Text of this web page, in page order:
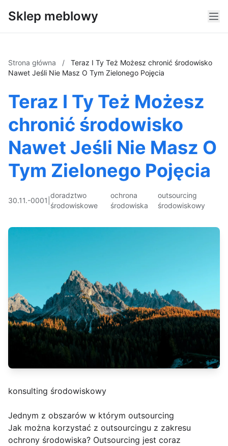
Sklep meblowy
Strona główna /
Teraz I Ty Też Możesz chronić środowisko
Nawet Jeśli Nie Masz O Tym Zielonego Pojęcia
Teraz I Ty Też Możesz
chronić środowisko
Nawet Jeśli Nie Masz O
Tym Zielonego Pojęcia
30.11.-0001
doradztwo
środowiskowe
ochrona
środowiska
outsourcing
środowiskowy
konsulting środowiskowy
Jednym z obszarów w którym outsourcing
Jak można korzystać z outsourcingu z zakresu
ochrony środowiska? Outsourcing jest coraz